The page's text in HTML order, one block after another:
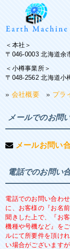
＜本社＞
〒046-0003 北海道余
＜小樽事業所＞
〒048-2562 北海道小
» 会社概要 » プラ
メールでのお問
メールお問い
電話でのお問い
電話でのお問い合わ
に、お客様の『お名
聞きした上で、『お
機種や号機など』を
ルにて所要件を頂け
い場合がございます